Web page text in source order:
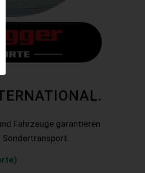
Fahrzeuge garantieren